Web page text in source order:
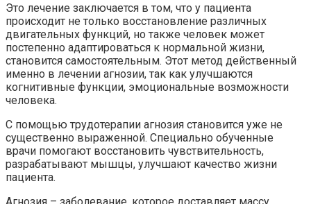
Это лечение заключается в том, что у пациента
происходит не только восстановление различных
двигательных функций, но также человек может
постепенно адаптироваться к нормальной жизни,
становится самостоятельным. Этот метод действенный
именно в лечении агнозии, так как улучшаются
когнитивные функции, эмоциональные возможности
человека.
С помощью трудотерапии агнозия становится уже не
существенно выраженной. Специально обученные
врачи помогают восстановить чувствительность,
разрабатывают мышцы, улучшают качество жизни
пациента.
Агнозия – заболевание, которое доставляет массу